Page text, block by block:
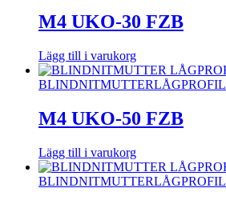
M4 UKO-30 FZB
Lägg till i varukorg
BLINDNITMUTTERLÅGPROFIL
M4 UKO-50 FZB
Lägg till i varukorg
BLINDNITMUTTERLÅGPROFIL